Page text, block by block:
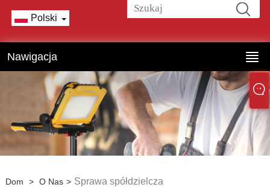
Polski
Nawigacja
Dom > O Nas > Sprawa spółdzielcza